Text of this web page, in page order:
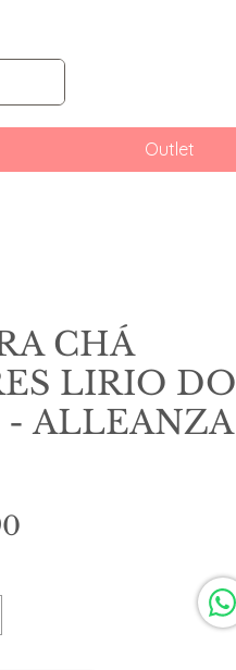
Outlet
CHÁ
LIRIO DO
- ALLEANZA
Preço